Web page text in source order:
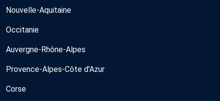
Nouvelle-Aquitaine
Occitanie
Auvergne-Rhône-Alpes
Provence-Alpes-Côte d'Azur
Corse